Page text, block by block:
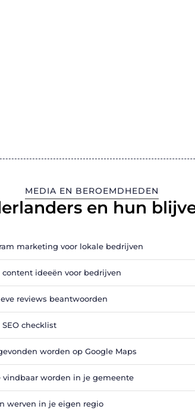
MEDIA EN BEROEMDHEDEN
en hun
marketing voor lokale bedrijven
content ideeën voor bedrijven
reviews beantwoorden
SEO checklist
worden op Google Maps
vindbaar worden in je gemeente
werven in je eigen regio